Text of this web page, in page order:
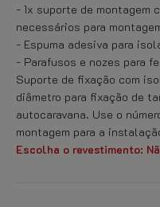
- 1x suporte de montagem
necessários para
- Espuma adesiva para
- Parafusos e nozes para
Suporte de fixação com
diâmetro para fixação de
autocaravana. Use o
montagem para a
Escolha o revestimento: